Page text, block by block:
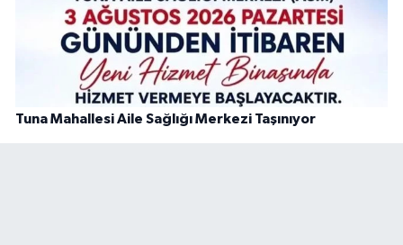
Tuna Mahallesi Aile Sağlığı Merkezi Taşınıyor